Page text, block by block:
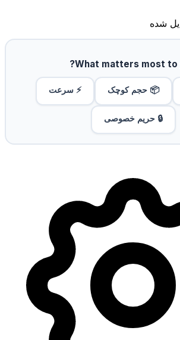
شده
What matters most to
📦 حجم کوچک ⚡ سرعت
🔒 حریم خصوصی